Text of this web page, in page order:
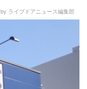
by ライブドアニュース編集部